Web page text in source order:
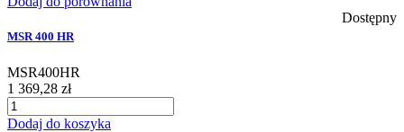
Dostępny
MSR 400 HR
MSR400HR
1 369,28 zł
Dodaj do koszyka